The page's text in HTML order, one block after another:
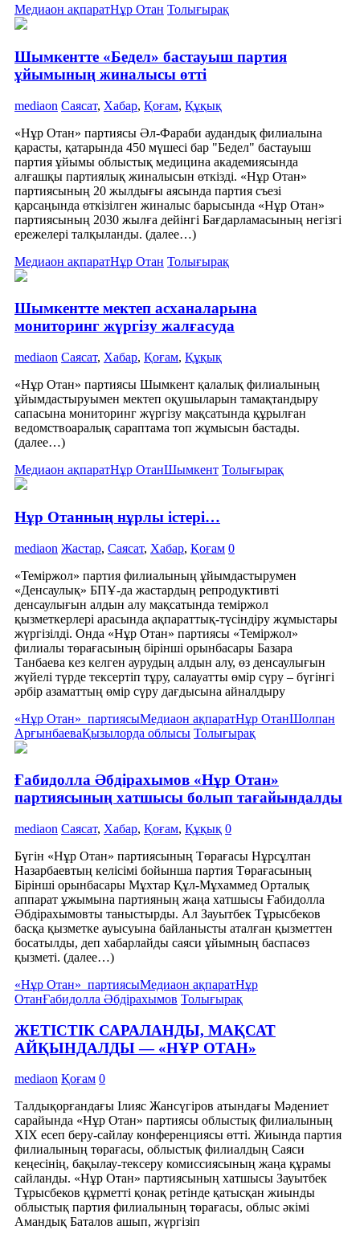
Медиаон ақпаратНұр Отан Толығырақ
Шымкентте «Бедел» бастауыш партия
ұйымының жиналысы өтті
mediaon Саясат, Хабар, Қоғам, Құқық
«Нұр Отан» партиясы Әл-Фараби аудандық филиалына
қарасты, қатарында 450 мүшесі бар "Бедел" бастауыш
партия ұйымы облыстық медицина академиясында
алғашқы партиялық жиналысын өткізді. «Нұр Отан»
партиясының 20 жылдығы аясында партия съезі
қарсаңында өткізілген жиналыс барысында «Нұр Отан»
партиясының 2030 жылға дейінгі Бағдарламасының негізгі
ережелері талқыланды. (далее…)
Медиаон ақпаратНұр Отан Толығырақ
Шымкентте мектеп асханаларына
мониторинг жүргізу жалғасуда
mediaon Саясат, Хабар, Қоғам, Құқық
«Нұр Отан» партиясы Шымкент қалалық филиалының
ұйымдастыруымен мектеп оқушыларын тамақтандыру
сапасына мониторинг жүргізу мақсатында құрылған
ведомствоаралық сараптама топ жұмысын бастады.
(далее…)
Медиаон ақпаратНұр ОтанШымкент Толығырақ
Нұр Отанның нұрлы істері…
mediaon Жастар, Саясат, Хабар, Қоғам 0
«Теміржол» партия филиалының ұйымдастырумен
«Денсаулық» БПҰ-да жастардың репродуктивті
денсаулығын алдын алу мақсатында теміржол
қызметкерлері арасында ақпараттық-түсіндіру жұмыстары
жүргізілді. Онда «Нұр Отан» партиясы «Теміржол»
филиалы төрағасының бірінші орынбасары Базара
Танбаева кез келген аурудың алдын алу, өз денсаулығын
жүйелі түрде тексертіп тұру, салауатты өмір сүру – бүгінгі
әрбір азаматтың өмір сүру дағдысына айналдыру
«Нұр Отан» партиясыМедиаон ақпаратНұр ОтанШолпан
АрғынбаеваҚызылорда облысы Толығырақ
Ғабидолла Әбдірахымов «Нұр Отан»
партиясының хатшысы болып тағайындалды
mediaon Саясат, Хабар, Қоғам, Құқық 0
Бүгін «Нұр Отан» партиясының Төрағасы Нұрсұлтан
Назарбаевтың келісімі бойынша партия Төрағасының
Бірінші орынбасары Мұхтар Құл-Мұхаммед Орталық
аппарат ұжымына партияның жаңа хатшысы Ғабидолла
Әбдірахымовты таныстырды. Ал Зауытбек Тұрысбеков
басқа қызметке ауысуына байланысты аталған қызметтен
босатылды, деп хабарлайды саяси ұйымның баспасөз
қызметі. (далее…)
«Нұр Отан» партиясыМедиаон ақпаратНұр
ОтанҒабидолла Әбдірахымов Толығырақ
ЖЕТІСТІК САРАЛАНДЫ, МАҚСАТ
АЙҚЫНДАЛДЫ — «НҰР ОТАН»
mediaon Қоғам 0
Талдықорғандағы Ілияс Жансүгіров атындағы Мәдениет
сарайында «Нұр Отан» партиясы облыстық филиалының
ХIХ есеп беру-сайлау конференциясы өтті. Жиында партия
филиалының төрағасы, облыстық филиалдың Саяси
кеңесінің, бақылау-тексеру комиссиясының жаңа құрамы
сайланды. «Нұр Отан» партиясының хатшысы Зауытбек
Тұрысбеков құрметті қонақ ретінде қатысқан жиынды
облыстық партия филиалының төрағасы, облыс әкімі
Амандық Баталов ашып, жүргізіп